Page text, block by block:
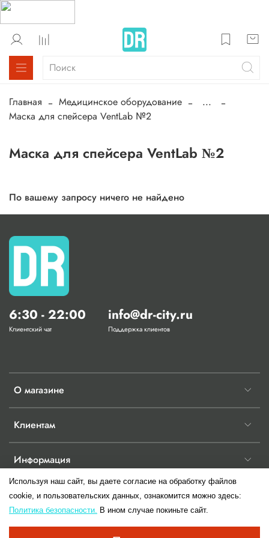
Главная Медицинское оборудование
...
Маска для спейсера VentLab №2
Маска для спейсера VentLab №2
По вашему запросу ничего не найдено
О магазине
Клиентам
Информация
6:30 - 22:00
Клиентский чат
info@dr-city.ru
Поддержка клиентов
© 2017-2026 Любое использование контента без письменного разрешения
Используя наш сайт, вы даете согласие на обработку файлов
cookie, и пользовательских данных, ознакомится можно здесь:
Политика безопасности. В ином случае покиньте сайт.